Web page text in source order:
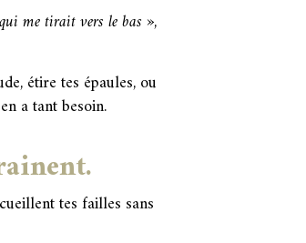
me tirait vers le bas »,
étire tes épaules, ou
a tant besoin.
tes failles sans